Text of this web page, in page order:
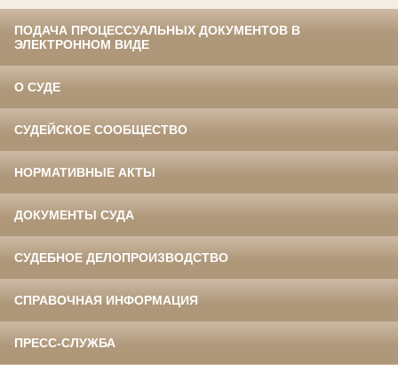
ПОДАЧА ПРОЦЕССУАЛЬНЫХ ДОКУМЕНТОВ В
ЭЛЕКТРОННОМ ВИДЕ
О СУДЕ
СУДЕЙСКОЕ СООБЩЕСТВО
НОРМАТИВНЫЕ АКТЫ
ДОКУМЕНТЫ СУДА
СУДЕБНОЕ ДЕЛОПРОИЗВОДСТВО
СПРАВОЧНАЯ ИНФОРМАЦИЯ
ПРЕСС-СЛУЖБА